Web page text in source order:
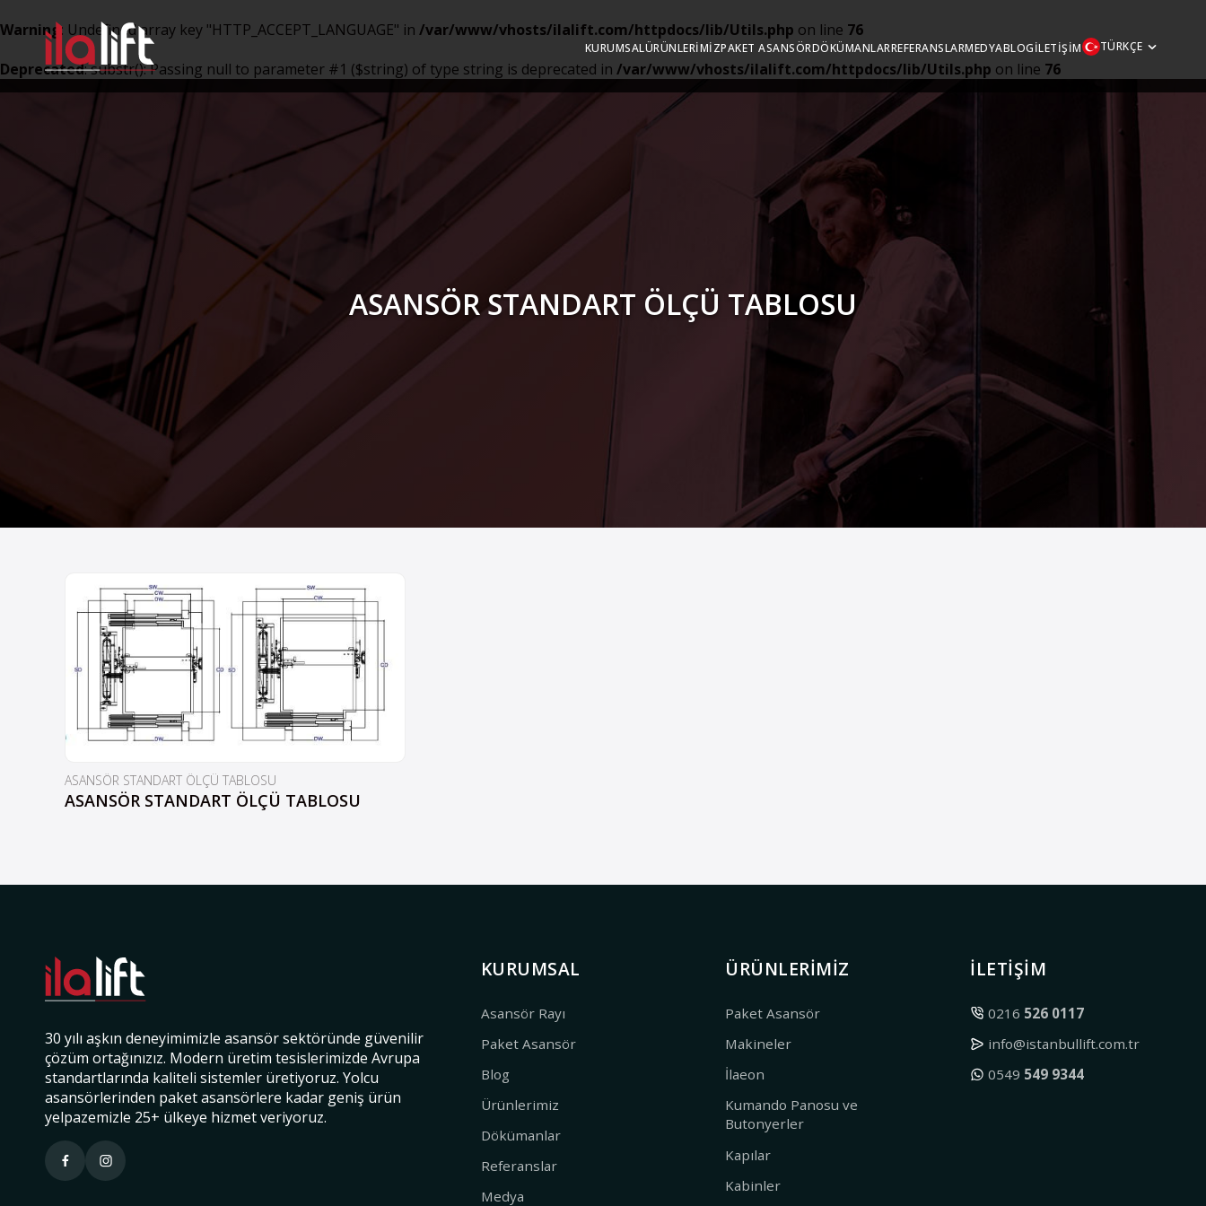
Warning: Undefined array key "HTTP_ACCEPT_LANGUAGE" in /var/www/vhosts/ilalift.com/httpdocs/lib/Utils.php on line 76
Deprecated: substr(): Passing null to parameter #1 ($string) of type string is deprecated in /var/www/vhosts/ilalift.com/httpdocs/lib/Utils.php on line 76
KURUMSALÜRÜNLERIMIZPAKET ASANSÖRDÖKÜMANLARREFERANSLARMEDYABLOGİLETIŞIM TÜRKÇE
ASANSÖR STANDART ÖLÇÜ TABLOSU
ASANSÖR STANDART ÖLÇÜ TABLOSU
ASANSÖR STANDART ÖLÇÜ TABLOSU
30 yılı aşkın deneyimimizle asansör sektöründe güvenilir
çözüm ortağınızız. Modern üretim tesislerimizde Avrupa
standartlarında kaliteli sistemler üretiyoruz. Yolcu
asansörlerinden paket asansörlere kadar geniş ürün
yelpazemizle 25+ ülkeye hizmet veriyoruz.
KURUMSAL
Asansör Rayı
Paket Asansör
Blog
Ürünlerimiz
Dökümanlar
Referanslar
Medya
ÜRÜNLERIMIZ
Paket Asansör
Makineler
İlaeon
Kumando Panosu ve
Butonyerler
Kapılar
Kabinler
İLETIŞIM
0216 526 0117
info@istanbullift.com.tr
0549 549 9344